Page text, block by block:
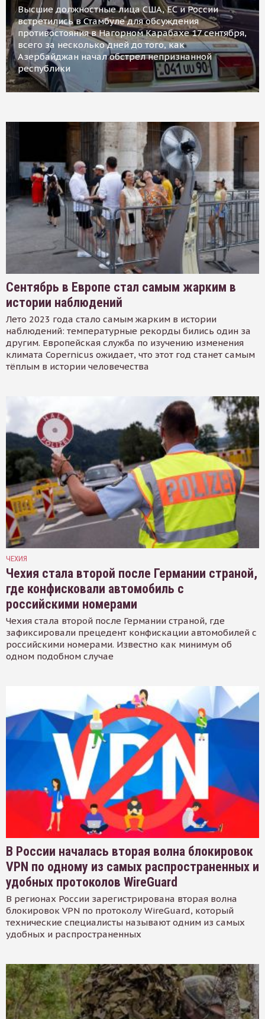
Высшие должностные лица США, ЕС и России
встретились в Стамбуле для обсуждения
противостояния в Нагорном Карабахе 17 сентября,
всего за несколько дней до того, как
Азербайджан начал обстрел непризнанной
республики
Сентябрь в Европе стал самым жарким в
истории наблюдений
Лето 2023 года стало самым жарким в истории
наблюдений: температурные рекорды бились один за
другим. Европейская служба по изучению изменения
климата Copernicus ожидает, что этот год станет самым
тёплым в истории человечества
ЧЕХИЯ
Чехия стала второй после Германии страной,
где конфисковали автомобиль с
российскими номерами
Чехия стала второй после Германии страной, где
зафиксировали прецедент конфискации автомобилей с
российскими номерами. Известно как минимум об
одном подобном случае
В России началась вторая волна блокировок
VPN по одному из самых распространенных и
удобных протоколов WireGuard
В регионах России зарегистрирована вторая волна
блокировок VPN по протоколу WireGuard, который
технические специалисты называют одним из самых
удобных и распространенных